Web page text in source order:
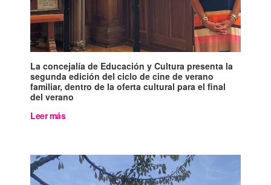
La concejalía de Educación y Cultura presenta la
segunda edición del ciclo de cine de verano
familiar, dentro de la oferta cultural para el final
del verano
Leer más